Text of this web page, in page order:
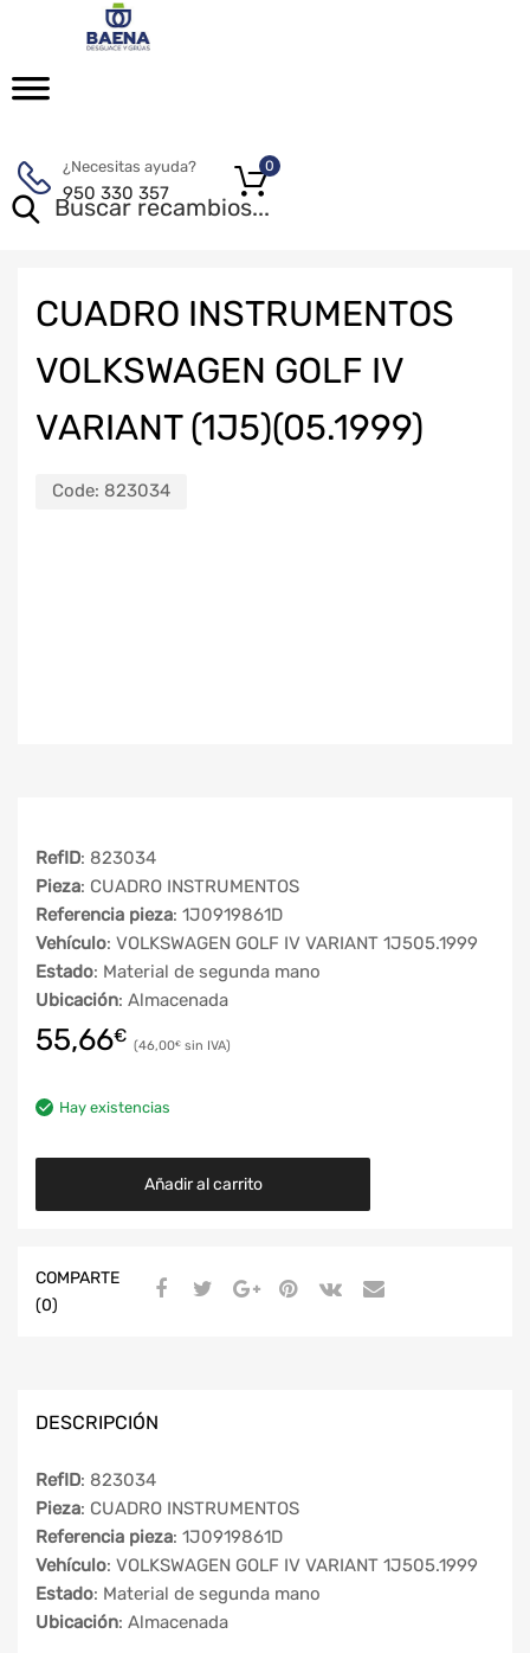
¿Necesitas ayuda?
950 330 357
0
CUADRO INSTRUMENTOS
VOLKSWAGEN GOLF IV
VARIANT (1J5)(05.1999)
Code: 823034
RefID: 823034
Pieza: CUADRO INSTRUMENTOS
Referencia pieza: 1J0919861D
Vehículo: VOLKSWAGEN GOLF IV VARIANT 1J505.1999
Estado: Material de segunda mano
Ubicación: Almacenada
55,66€ 46,00€
Hay existencias
Añadir al carrito
COMPARTE
(0)
DESCRIPCIÓN
RefID: 823034
Pieza: CUADRO INSTRUMENTOS
Referencia pieza: 1J0919861D
Vehículo: VOLKSWAGEN GOLF IV VARIANT 1J505.1999
Estado: Material de segunda mano
Ubicación: Almacenada